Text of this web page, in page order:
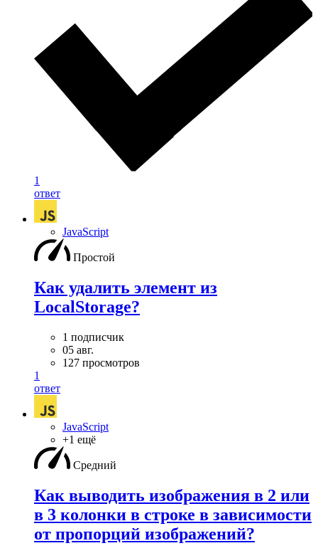
1
ответ
JavaScript
Простой
Как удалить элемент из
LocalStorage?
1 подписчик
05 авг.
127 просмотров
1
ответ
JavaScript
+1 ещё
Средний
Как выводить изображения в 2 или
в 3 колонки в строке в зависимости
от пропорций изображений?